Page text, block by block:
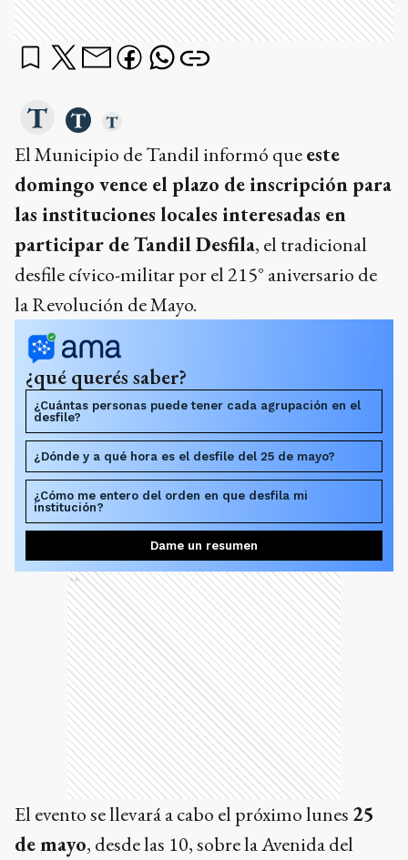
El Municipio de Tandil informó queeste
domingo vence el plazo de inscripción para
las instituciones locales interesadas en
participar de Tandil Desfila, el tradicional
desfile cívico-militar por el 215° aniversario de
la Revolución de Mayo.
¿qué querés saber?
¿Cuántas personas puede tener cada agrupación en el
desfile?
¿Dónde y a qué hora es el desfile del 25 de mayo?
¿Cómo me entero del orden en que desfila mi
institución?
Dame un resumen
Ads
El evento se llevará a cabo el próximo lunes 25
de mayo, desde las 10, sobre la Avenida del